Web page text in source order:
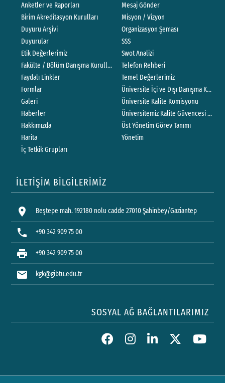
Anketler ve Raporları
Birim Akreditasyon Kurulları
Duyuru Arşivi
Duyurular
Etik Değerlerimiz
Fakülte / Bölüm Danışma Kurulları
Faydalı Linkler
Formlar
Galeri
Haberler
Hakkımızda
Harita
İç Tetkik Grupları
Mesaj Gönder
Misyon / Vizyon
Organizasyon Şeması
SSS
Swot Analizi
Telefon Rehberi
Temel Değerlerimiz
Üniversite İçi ve Dışı Danışma
Üniversite Kalite Komisyonu
Üniversitemiz Kalite Güvencesi
Üst Yönetim Görev Tanımı
Yönetim
İLETİŞİM BİLGİLERİMİZ
location_on Beştepe mah. 192180 nolu cadde 27010 Şahinbey/Gaziantep
phone +90 342 909 75 00
print +90 342 909 75 00
mail kgk@gibtu.edu.tr
SOSYAL AĞ BAĞLANTILARIMIZ